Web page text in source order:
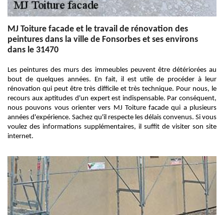
MJ Toiture facade et le travail de rénovation des
peintures dans la ville de Fonsorbes et ses environs
dans le 31470
Les peintures des murs des immeubles peuvent être détériorées au
bout de quelques années. En fait, il est utile de procéder à leur
rénovation qui peut être très difficile et très technique. Pour nous, le
recours aux aptitudes d'un expert est indispensable. Par conséquent,
nous pouvons vous orienter vers MJ Toiture facade qui a plusieurs
années d'expérience. Sachez qu'il respecte les délais convenus. Si vous
voulez des informations supplémentaires, il suffit de visiter son site
internet.